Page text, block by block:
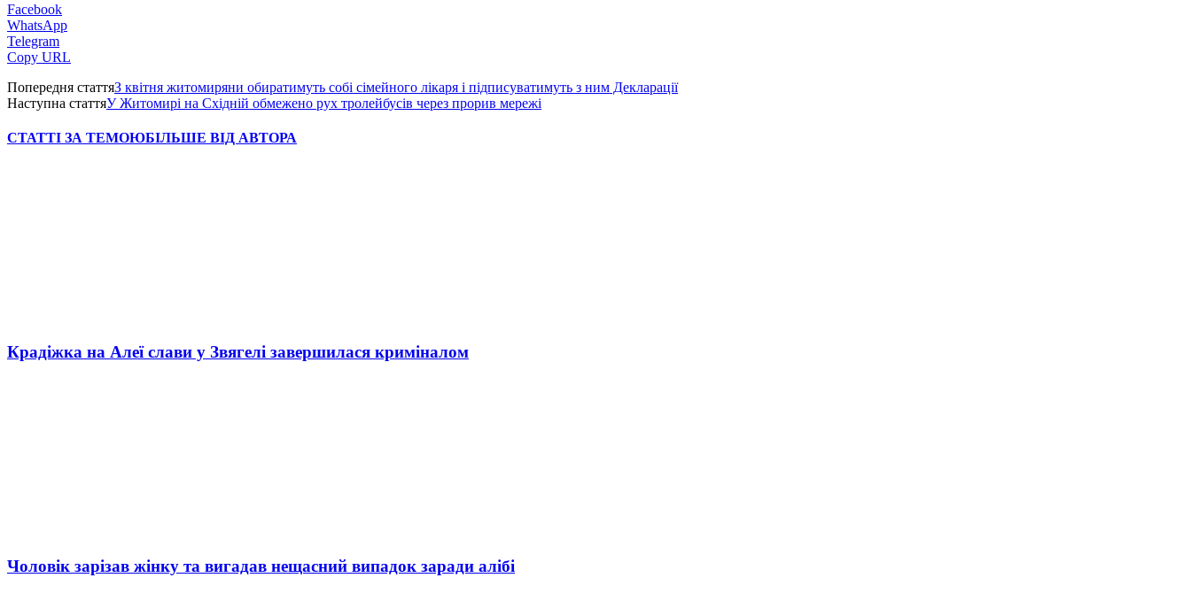
Facebook
WhatsApp
Telegram
Copy URL
Попередня статтяЗ квітня житомиряни обиратимуть собі сімейного лікаря і підписуватимуть з ним Декларації
Наступна статтяУ Житомирі на Східній обмежено рух тролейбусів через прорив мережі
СТАТТІ ЗА ТЕМОЮБІЛЬШЕ ВІД АВТОРА
Крадіжка на Алеї слави у Звягелі завершилася криміналом
Чоловік зарізав жінку та вигадав нещасний випадок заради алібі